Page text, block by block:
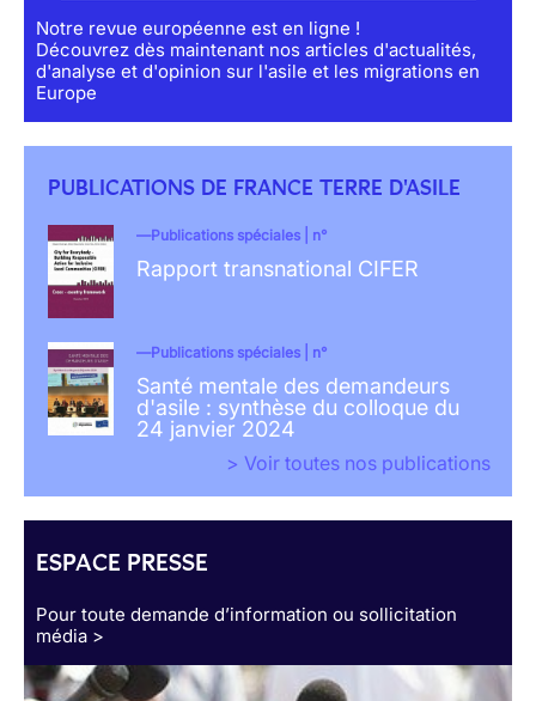
Notre revue européenne est en ligne !
Découvrez dès maintenant nos articles d'actualités,
d'analyse et d'opinion sur l'asile et les migrations en
Europe
PUBLICATIONS DE FRANCE TERRE D'ASILE
Publications spéciales | n°
Rapport transnational CIFER
Publications spéciales | n°
Santé mentale des demandeurs
d'asile : synthèse du colloque du
24 janvier 2024
> Voir toutes nos publications
ESPACE PRESSE
Pour toute demande d’information ou sollicitation
média >